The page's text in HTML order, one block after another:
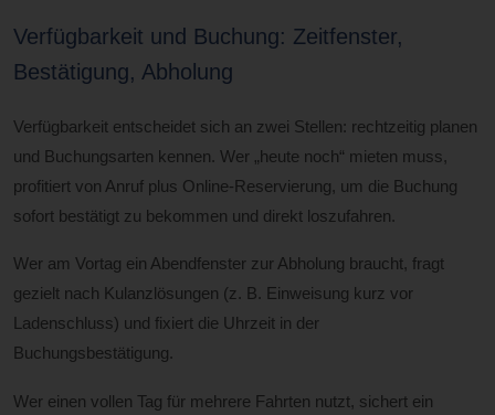
Verfügbarkeit und Buchung: Zeitfenster,
Bestätigung, Abholung
Verfügbarkeit entscheidet sich an zwei Stellen: rechtzeitig planen
und Buchungsarten kennen. Wer „heute noch“ mieten muss,
profitiert von Anruf plus Online-Reservierung, um die Buchung
sofort bestätigt zu bekommen und direkt loszufahren.
Wer am Vortag ein Abendfenster zur Abholung braucht, fragt
gezielt nach Kulanzlösungen (z. B. Einweisung kurz vor
Ladenschluss) und fixiert die Uhrzeit in der
Buchungsbestätigung.
Wer einen vollen Tag für mehrere Fahrten nutzt, sichert ein